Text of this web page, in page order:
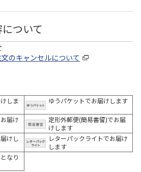
ついて
のキャンセルについて
しま
ゆうパケットでお届けします
届け
定形外郵便(簡易書留)でお届
けします
けし
レターパックライトでお届け
します
なり